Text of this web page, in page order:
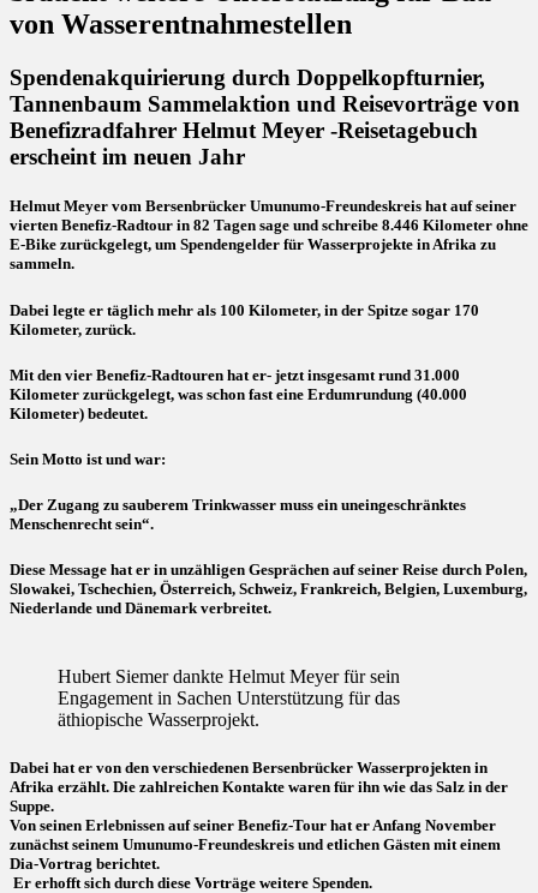
von Wasserentnahmestellen
Spendenakquirierung durch Doppelkopfturnier,
Tannenbaum Sammelaktion und Reisevorträge von
Benefizradfahrer Helmut Meyer -Reisetagebuch
erscheint im neuen Jahr
Helmut Meyer vom Bersenbrücker Umunumo-Freundeskreis hat auf seiner
vierten Benefiz-Radtour in 82 Tagen sage und schreibe 8.446 Kilometer ohne
E-Bike zurückgelegt, um Spendengelder für Wasserprojekte in Afrika zu
sammeln.
Dabei legte er täglich mehr als 100 Kilometer, in der Spitze sogar 170
Kilometer, zurück.
Mit den vier Benefiz-Radtouren hat er- jetzt insgesamt rund 31.000
Kilometer zurückgelegt, was schon fast eine Erdumrundung (40.000
Kilometer) bedeutet.
Sein Motto ist und war:
„Der Zugang zu sauberem Trinkwasser muss ein uneingeschränktes
Menschenrecht sein“.
Diese Message hat er in unzähligen Gesprächen auf seiner Reise durch Polen,
Slowakei, Tschechien, Österreich, Schweiz, Frankreich, Belgien, Luxemburg,
Niederlande und Dänemark verbreitet.
Hubert Siemer dankte Helmut Meyer für sein
Engagement in Sachen Unterstützung für das
äthiopische Wasserprojekt.
Dabei hat er von den verschiedenen Bersenbrücker Wasserprojekten in
Afrika erzählt. Die zahlreichen Kontakte waren für ihn wie das Salz in der
Suppe.
Von seinen Erlebnissen auf seiner Benefiz-Tour hat er Anfang November
zunächst seinem Umunumo-Freundeskreis und etlichen Gästen mit einem
Dia-Vortrag berichtet.
Er erhofft sich durch diese Vorträge weitere Spenden.